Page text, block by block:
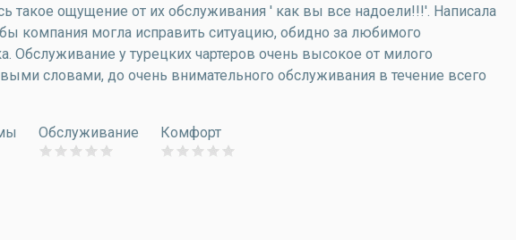
такое ощущение от их обслуживания ' как вы все надоели!!!'. Написала
компания могла исправить ситуацию, обидно за любимого
Обслуживание у турецких чартеров очень высокое от милого
словами, до очень внимательного обслуживания в течение всего
Обслуживание Комфорт